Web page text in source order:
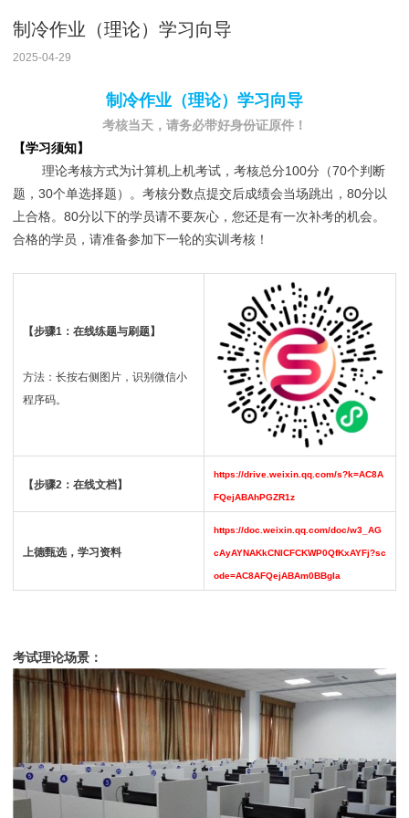
制冷作业（理论）学习向导
2025-04-29
制冷作业（理论）学习向导
考核当天，请务必带好身份证原件！
【学习须知】
理论考核方式为计算机上机考试，考核总分100分（70个判断
题，30个单选择题）。考核分数点提交后成绩会当场跳出，80分以
上合格。80分以下的学员请不要灰心，您还是有一次补考的机会。
合格的学员，请准备参加下一轮的实训考核！
【步骤1：在线练题与刷题】
方法：长按右侧图片，识别微信小
程序码。
【步骤2：在线文档】
https://drive.weixin.qq.com/s?k=AC8A
FQejABAhPGZR1z
上德甄选，学习资料
https://doc.weixin.qq.com/doc/w3_AG
cAyAYNAKkCNICFCKWP0QfKxAYFj?sc
ode=AC8AFQejABAm0BBgIa
考试理论场景：